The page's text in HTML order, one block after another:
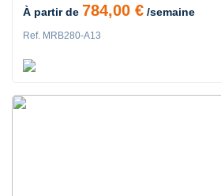
À partir de 784,00 € /semaine
Ref. MRB280-A13